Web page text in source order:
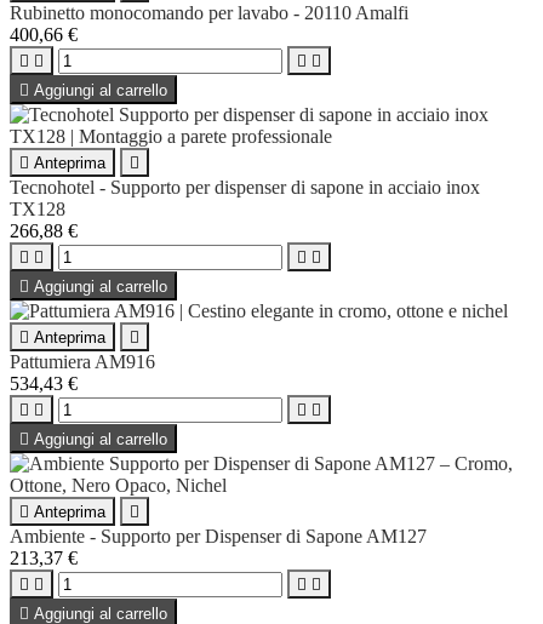
Rubinetto monocomando per lavabo - 20110 Amalfi
400,66 €
   
 Aggiungi al carrello
 Anteprima 
Tecnohotel - Supporto per dispenser di sapone in acciaio inox
TX128
266,88 €
   
 Aggiungi al carrello
 Anteprima 
Pattumiera AM916
534,43 €
   
 Aggiungi al carrello
 Anteprima 
Ambiente - Supporto per Dispenser di Sapone AM127
213,37 €
   
 Aggiungi al carrello